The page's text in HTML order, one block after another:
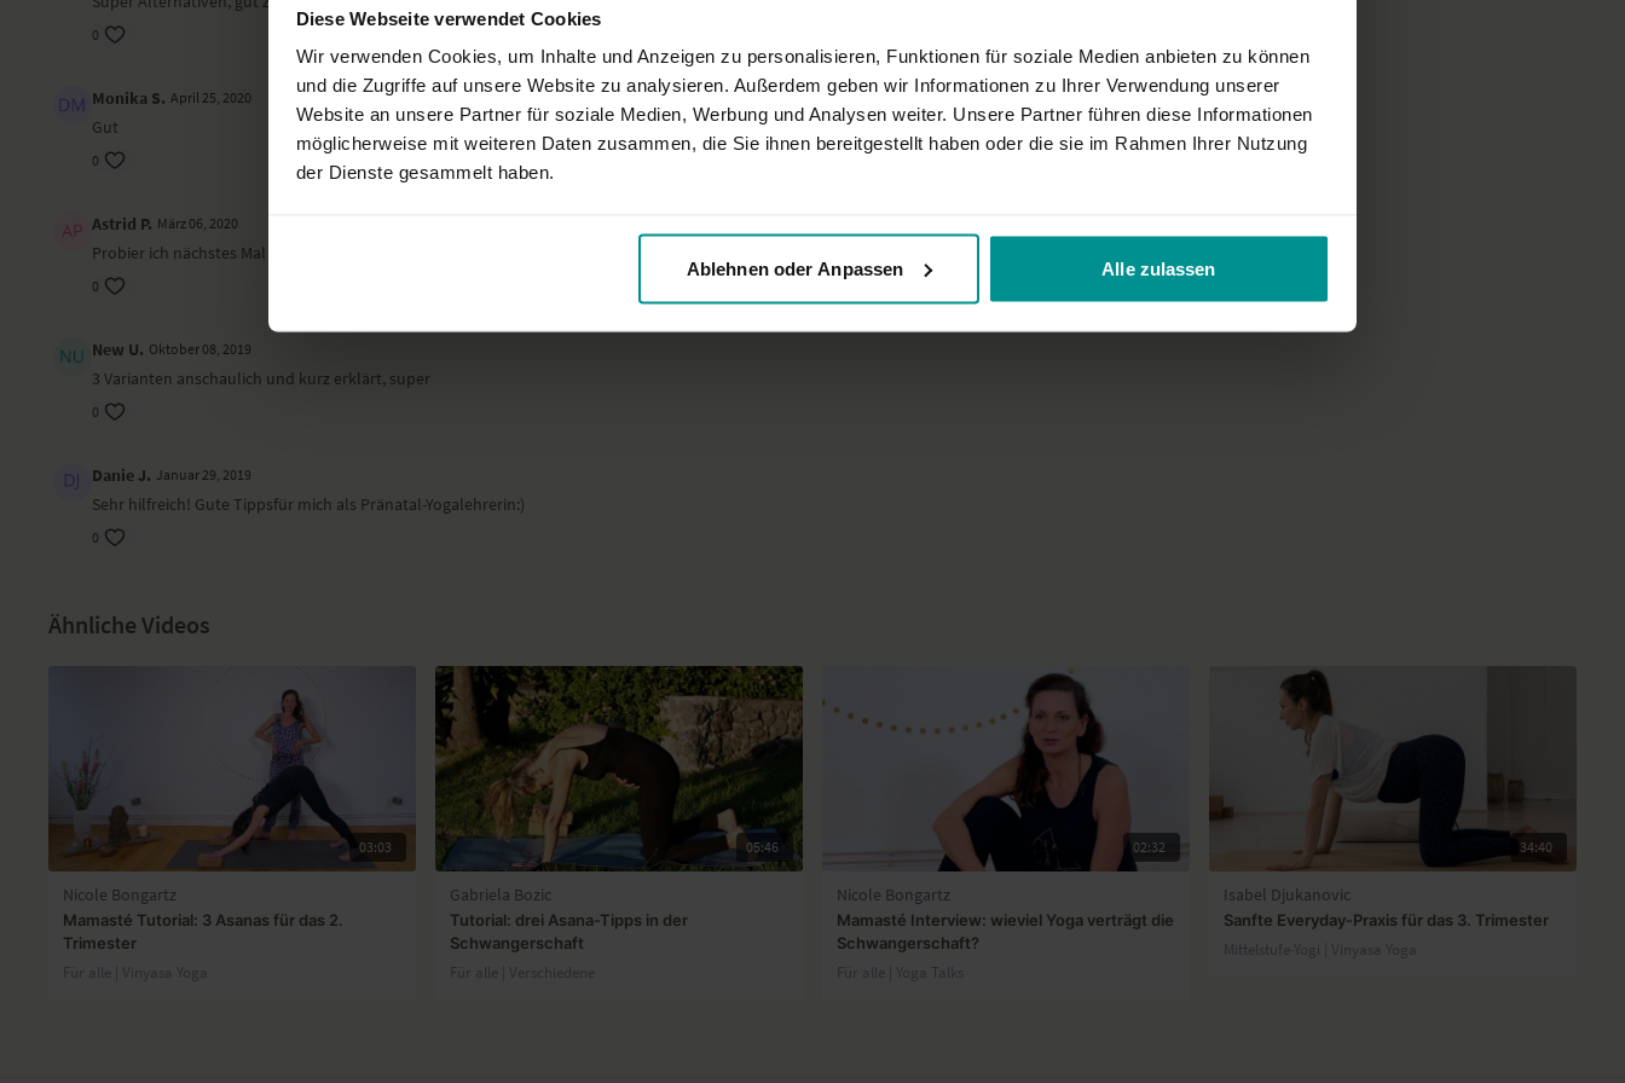
Diese Webseite verwendet Cookies
Wir verwenden Cookies, um Inhalte und Anzeigen zu personalisieren, Funktionen für soziale Medien anbieten zu können
und die Zugriffe auf unsere Website zu analysieren. Außerdem geben wir Informationen zu Ihrer Verwendung unserer
Website an unsere Partner für soziale Medien, Werbung und Analysen weiter. Unsere Partner führen diese Informationen
möglicherweise mit weiteren Daten zusammen, die Sie ihnen bereitgestellt haben oder die sie im Rahmen Ihrer Nutzung
der Dienste gesammelt haben.
Ablehnen oder Anpassen Alle zulassen
0
Monika S. April 25, 2020
Gut
0
Astrid P. März 06, 2020
Probier ich nächstes Mal sofort aus:)
0
New U. Oktober 08, 2019
3 Varianten anschaulich und kurz erklärt, super
0
Danie J. Januar 29, 2019
Sehr hilfreich! Gute Tippsfür mich als Pränatal-Yogalehrerin:)
0
Ähnliche Videos
03:03
Nicole Bongartz
Mamasté Tutorial: 3 Asanas für das 2.
Trimester
Für alle | Vinyasa Yoga
05:46
Gabriela Bozic
Tutorial: drei Asana-Tipps in der
Schwangerschaft
Für alle | Verschiedene
02:32
Nicole Bongartz
Mamasté Interview: wieviel Yoga verträgt die
Schwangerschaft?
Für alle | Yoga Talks
34:40
Isabel Djukanovic
Sanfte Everyday-Praxis für das 3. Trimester
Mittelstufe-Yogi | Vinyasa Yoga